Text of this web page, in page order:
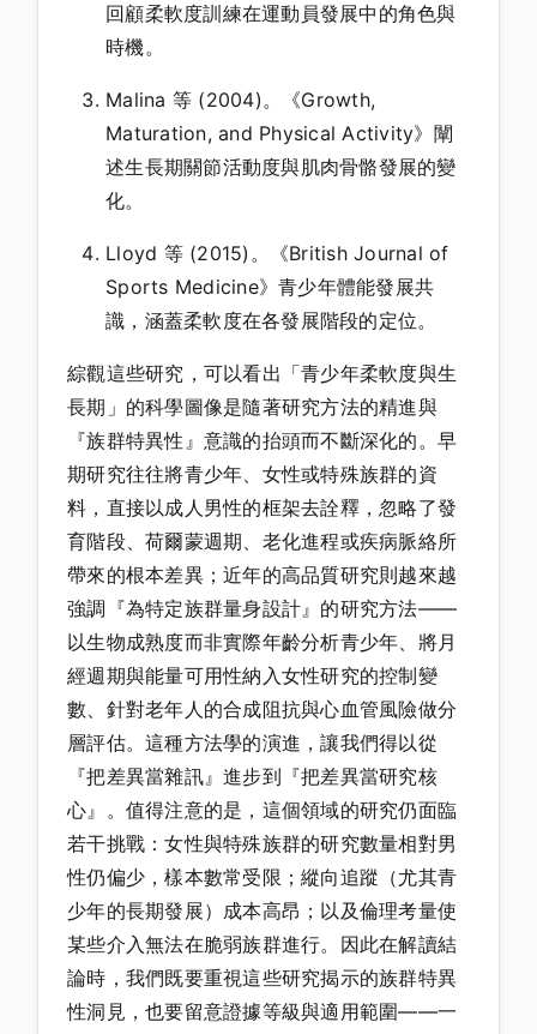
回顧柔軟度訓練在運動員發展中的角色與
時機。
Malina 等 (2004)。《Growth,
Maturation, and Physical Activity》闡
述生長期關節活動度與肌肉骨骼發展的變
化。
Lloyd 等 (2015)。《British Journal of
Sports Medicine》青少年體能發展共
識，涵蓋柔軟度在各發展階段的定位。
綜觀這些研究，可以看出「青少年柔軟度與生
長期」的科學圖像是隨著研究方法的精進與
『族群特異性』意識的抬頭而不斷深化的。早
期研究往往將青少年、女性或特殊族群的資
料，直接以成人男性的框架去詮釋，忽略了發
育階段、荷爾蒙週期、老化進程或疾病脈絡所
帶來的根本差異；近年的高品質研究則越來越
強調『為特定族群量身設計』的研究方法——
以生物成熟度而非實際年齡分析青少年、將月
經週期與能量可用性納入女性研究的控制變
數、針對老年人的合成阻抗與心血管風險做分
層評估。這種方法學的演進，讓我們得以從
『把差異當雜訊』進步到『把差異當研究核
心』。值得注意的是，這個領域的研究仍面臨
若干挑戰：女性與特殊族群的研究數量相對男
性仍偏少，樣本數常受限；縱向追蹤（尤其青
少年的長期發展）成本高昂；以及倫理考量使
某些介入無法在脆弱族群進行。因此在解讀結
論時，我們既要重視這些研究揭示的族群特異
性洞見，也要留意證據等級與適用範圍——一